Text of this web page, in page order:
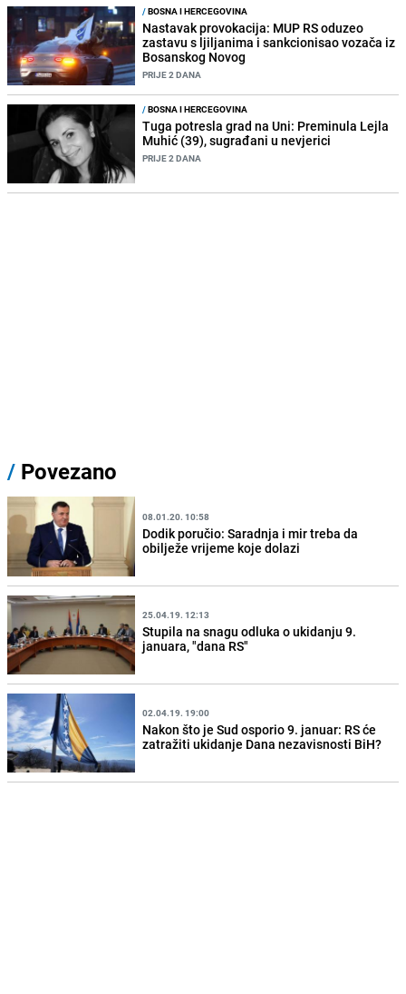
/BOSNA I HERCEGOVINA
Nastavak provokacija: MUP RS oduzeo
zastavu s ljiljanima i sankcionisao vozača iz
Bosanskog Novog
PRIJE 2 DANA
/BOSNA I HERCEGOVINA
Tuga potresla grad na Uni: Preminula Lejla
Muhić (39), sugrađani u nevjerici
PRIJE 2 DANA
/ Povezano
08.01.20. 10:58
Dodik poručio: Saradnja i mir treba da
obilježe vrijeme koje dolazi
25.04.19. 12:13
Stupila na snagu odluka o ukidanju 9.
januara, "dana RS"
02.04.19. 19:00
Nakon što je Sud osporio 9. januar: RS će
zatražiti ukidanje Dana nezavisnosti BiH?